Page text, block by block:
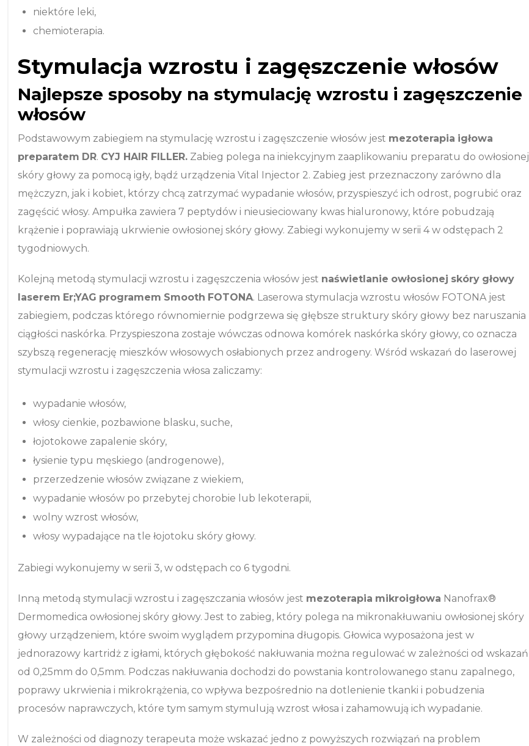
niektóre leki,
chemioterapia.
Stymulacja wzrostu i zagęszczenie włosów
Najlepsze sposoby na stymulację wzrostu i zagęszczenie
włosów
Podstawowym zabiegiem na stymulację wzrostu i zagęszczenie włosów jest mezoterapia igłowa
preparatem DR. CYJ HAIR FILLER. Zabieg polega na iniekcyjnym zaaplikowaniu preparatu do owłosionej
skóry głowy za pomocą igły, bądź urządzenia Vital Injector 2. Zabieg jest przeznaczony zarówno dla
mężczyzn, jak i kobiet, którzy chcą zatrzymać wypadanie włosów, przyspieszyć ich odrost, pogrubić oraz
zagęścić włosy. Ampułka zawiera 7 peptydów i nieusieciowany kwas hialuronowy, które pobudzają
krążenie i poprawiają ukrwienie owłosionej skóry głowy. Zabiegi wykonujemy w serii 4 w odstępach 2
tygodniowych.
Kolejną metodą stymulacji wzrostu i zagęszczenia włosów jest naświetlanie owłosionej skóry głowy
laserem Er;YAG programem Smooth FOTONA. Laserowa stymulacja wzrostu włosów FOTONA jest
zabiegiem, podczas którego równomiernie podgrzewa się głębsze struktury skóry głowy bez naruszania
ciągłości naskórka. Przyspieszona zostaje wówczas odnowa komórek naskórka skóry głowy, co oznacza
szybszą regenerację mieszków włosowych osłabionych przez androgeny. Wśród wskazań do laserowej
stymulacji wzrostu i zagęszczenia włosa zaliczamy:
wypadanie włosów,
włosy cienkie, pozbawione blasku, suche,
łojotokowe zapalenie skóry,
łysienie typu męskiego (androgenowe),
przerzedzenie włosów związane z wiekiem,
wypadanie włosów po przebytej chorobie lub lekoterapii,
wolny wzrost włosów,
włosy wypadające na tle łojotoku skóry głowy.
Zabiegi wykonujemy w serii 3, w odstępach co 6 tygodni.
Inną metodą stymulacji wzrostu i zagęszczania włosów jest mezoterapia mikroigłowa Nanofrax®
Dermomedica owłosionej skóry głowy. Jest to zabieg, który polega na mikronakłuwaniu owłosionej skóry
głowy urządzeniem, które swoim wyglądem przypomina długopis. Głowica wyposażona jest w
jednorazowy kartridż z igłami, których głębokość nakłuwania można regulować w zależności od wskazań
od 0,25mm do 0,5mm. Podczas nakłuwania dochodzi do powstania kontrolowanego stanu zapalnego,
poprawy ukrwienia i mikrokrążenia, co wpływa bezpośrednio na dotlenienie tkanki i pobudzenia
procesów naprawczych, które tym samym stymulują wzrost włosa i zahamowują ich wypadanie.
W zależności od diagnozy terapeuta może wskazać jedno z powyższych rozwiązań na problem